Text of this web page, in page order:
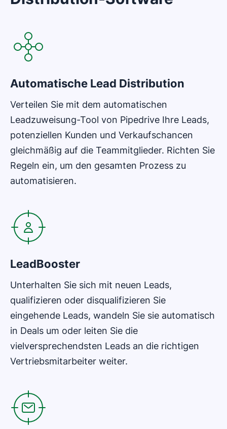
Automatische Lead Distribution
Verteilen Sie mit dem automatischen
Leadzuweisung-Tool von Pipedrive Ihre Leads,
potenziellen Kunden und Verkaufschancen
gleichmäßig auf die Teammitglieder. Richten Sie
Regeln ein, um den gesamten Prozess zu
automatisieren.
LeadBooster
Unterhalten Sie sich mit neuen Leads,
qualifizieren oder disqualifizieren Sie
eingehende Leads, wandeln Sie sie automatisch
in Deals um oder leiten Sie die
vielversprechendsten Leads an die richtigen
Vertriebsmitarbeiter weiter.